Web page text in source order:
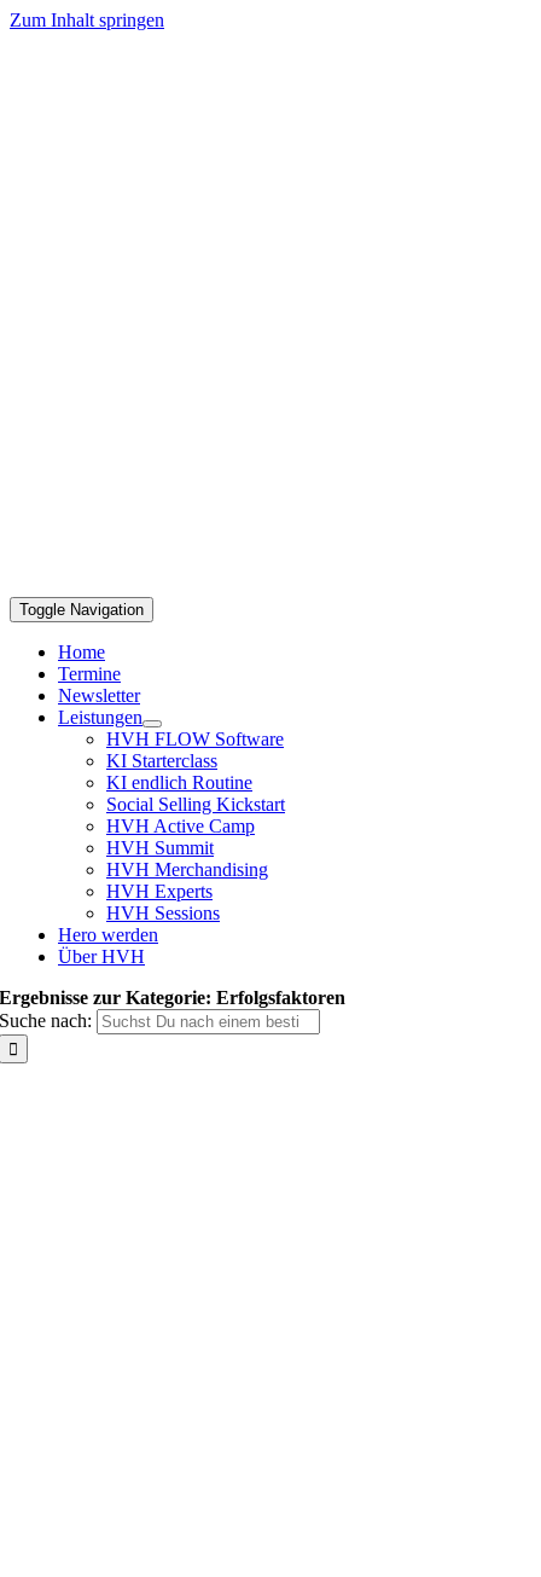
Zum Inhalt springen
Toggle Navigation
Home
Termine
Newsletter
Leistungen
HVH FLOW Software
KI Starterclass
KI endlich Routine
Social Selling Kickstart
HVH Active Camp
HVH Summit
HVH Merchandising
HVH Experts
HVH Sessions
Hero werden
Über HVH
Ergebnisse zur Kategorie: Erfolgsfaktoren
Suche nach: